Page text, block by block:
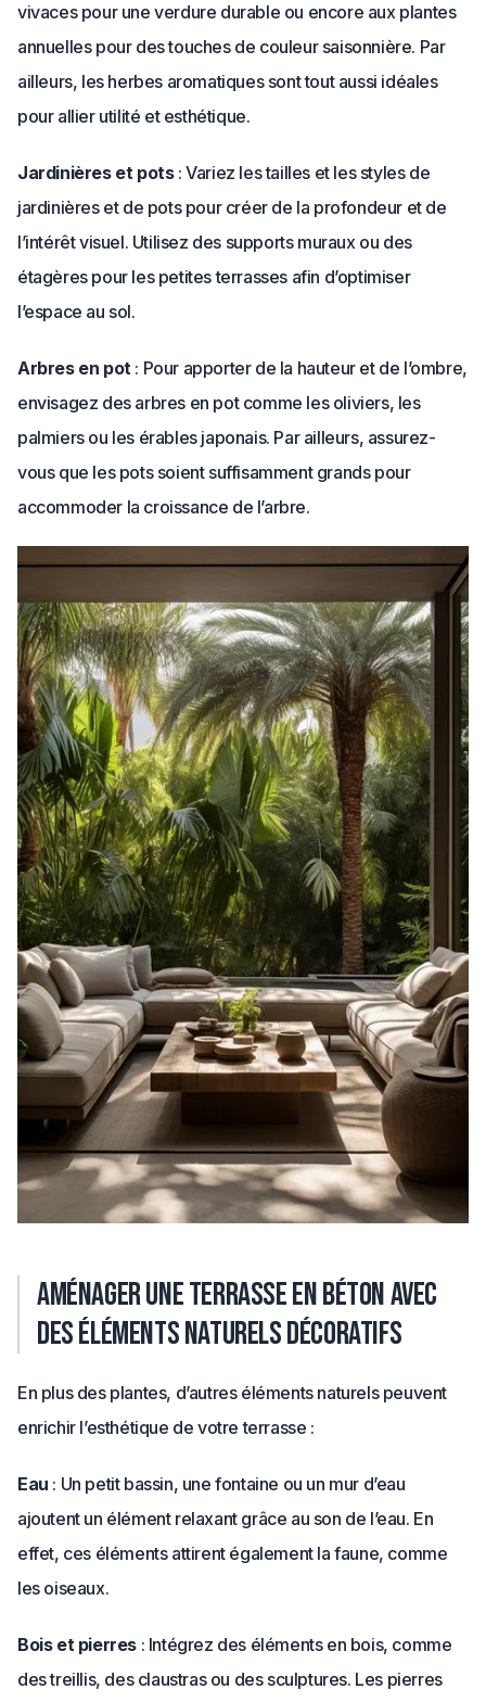
vivaces pour une verdure durable ou encore aux plantes
annuelles pour des touches de couleur saisonnière. Par
ailleurs, les herbes aromatiques sont tout aussi idéales
pour allier utilité et esthétique.
Jardinières et pots: Variez les tailles et les styles de
jardinières et de pots pour créer de la profondeur et de
l’intérêt visuel. Utilisez des supports muraux ou des
étagères pour les petites terrasses afin d’optimiser
l’espace au sol.
Arbres en pot: Pour apporter de la hauteur et de l’ombre,
envisagez des arbres en pot comme les oliviers, les
palmiers ou les érables japonais. Par ailleurs, assurez-
vous que les pots soient suffisamment grands pour
accommoder la croissance de l’arbre.
Aménager une terrasse en béton avec
des éléments naturels décoratifs
En plus des plantes, d’autres éléments naturels peuvent
enrichir l’esthétique de votre terrasse :
Eau : Un petit bassin, une fontaine ou un mur d’eau
ajoutent un élément relaxant grâce au son de l’eau. En
effet, ces éléments attirent également la faune, comme
les oiseaux.
Bois et pierres : Intégrez des éléments en bois, comme
des treillis, des claustras ou des sculptures. Les pierres